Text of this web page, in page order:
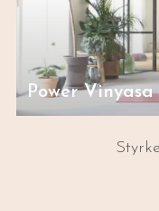
Power Vinyasa